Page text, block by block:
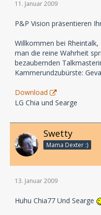
11. Januar 2009
P&P Vision präsentieren
Willkommen bei
man die reine Wahrheit
bezaubernden
Kammerundzubürste:
Download
LG Chia und Searge
Swetty
Mama Dexter :)
13. Januar 2009
Huhu Chia77 Und Searge